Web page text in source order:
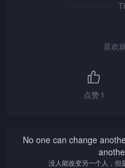
喜欢
点赞1
No one can change
没人能改变另一个人，但